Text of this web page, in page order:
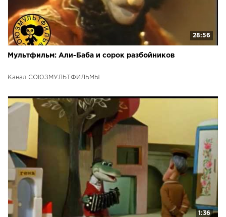
28:56
Мультфильм: Али-Баба и сорок разбойников
Канал СОЮЗМУЛЬТФИЛЬМЫ
1:36